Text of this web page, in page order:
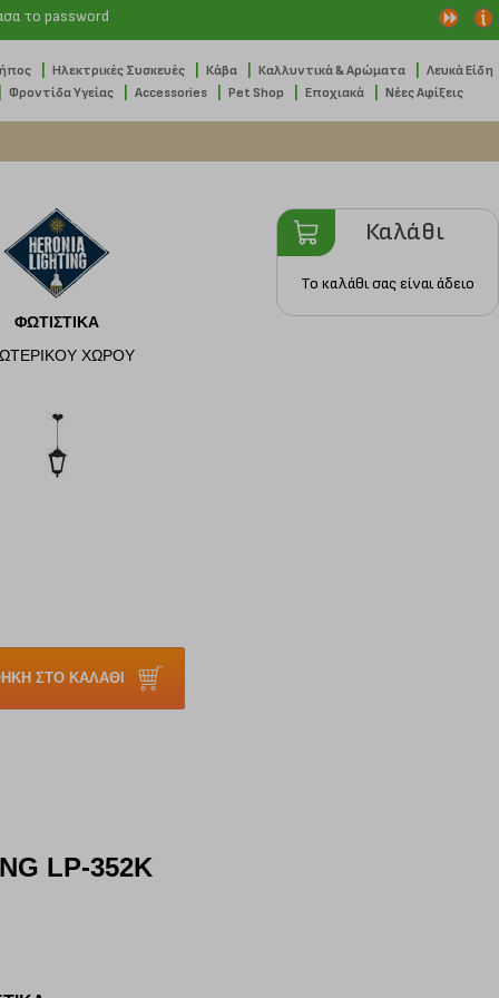
το password
Ηλεκτρικές Συσκευές Κάβα Καλλυντικά & Αρώματα Λευκά Είδη
Φροντίδα Υγείας Accessories Pet Shop Εποχιακά Νέες Αφίξεις
ΦΩΤΙΣΤΙΚΑ
ΧΩΡΟΥ
ΣΤΟ ΚΑΛΑΘΙ
LP-352K
Καλάθι
Το καλάθι σας είναι άδειο